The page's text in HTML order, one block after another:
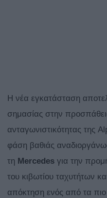
Η νέα εγκατάσταση
σημασίας στην
ανταγωνιστικότητας της
φάση βαθιάς
τη Mercedes για την
του κιβωτίου ταχυτήτων
απόκτηση ενός από τα